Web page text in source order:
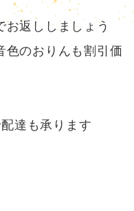
お返ししましょう
色のおりんも割引価
達も承ります